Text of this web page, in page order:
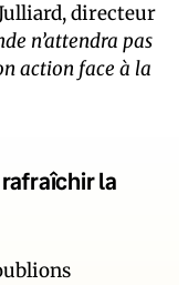
Julliard, directeur
n’attendra pas
action face à la
la